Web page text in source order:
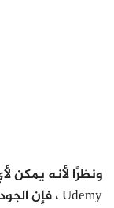
ونظرًا لأنه يمكن
Udemy ، فإن الجودة تختلف كثيرًا.